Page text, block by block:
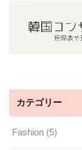
カテゴリー
Fashion (5)